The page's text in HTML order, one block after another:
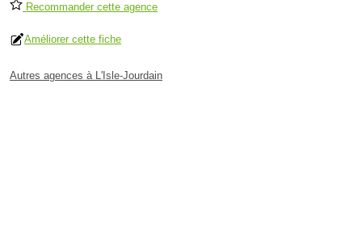
Recommander cette agence
Améliorer cette fiche
Autres agences à L'Isle-Jourdain